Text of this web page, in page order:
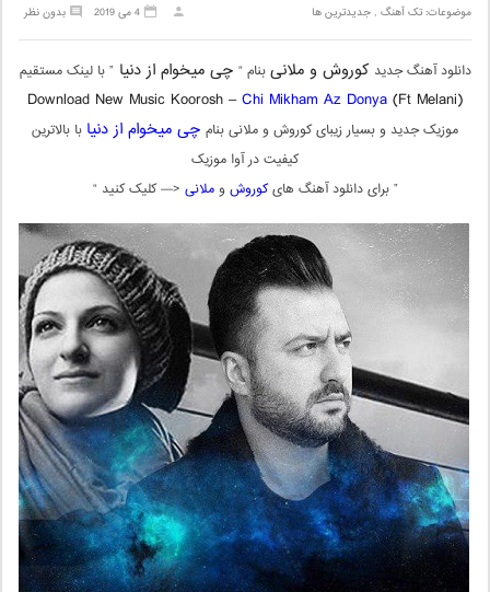
موضوعات:تک آهنگ ,جدیدترین ها بدون نظر 4 می 2019
دانلود آهنگ جدید کوروش و ملانیبنام “ چی میخوام از دنیا” با لینک مستقیم
Download New Music Koorosh –Chi Mikham Az Donya (Ft Melani)
موزیک جدید و بسیار زیبای کوروش و ملانی بنام چی میخوام از دنیا با بالاترین
کیفیت در آوا موزیک
” برای دانلود آهنگ هایکوروش وملانی <— کلیک کنید “